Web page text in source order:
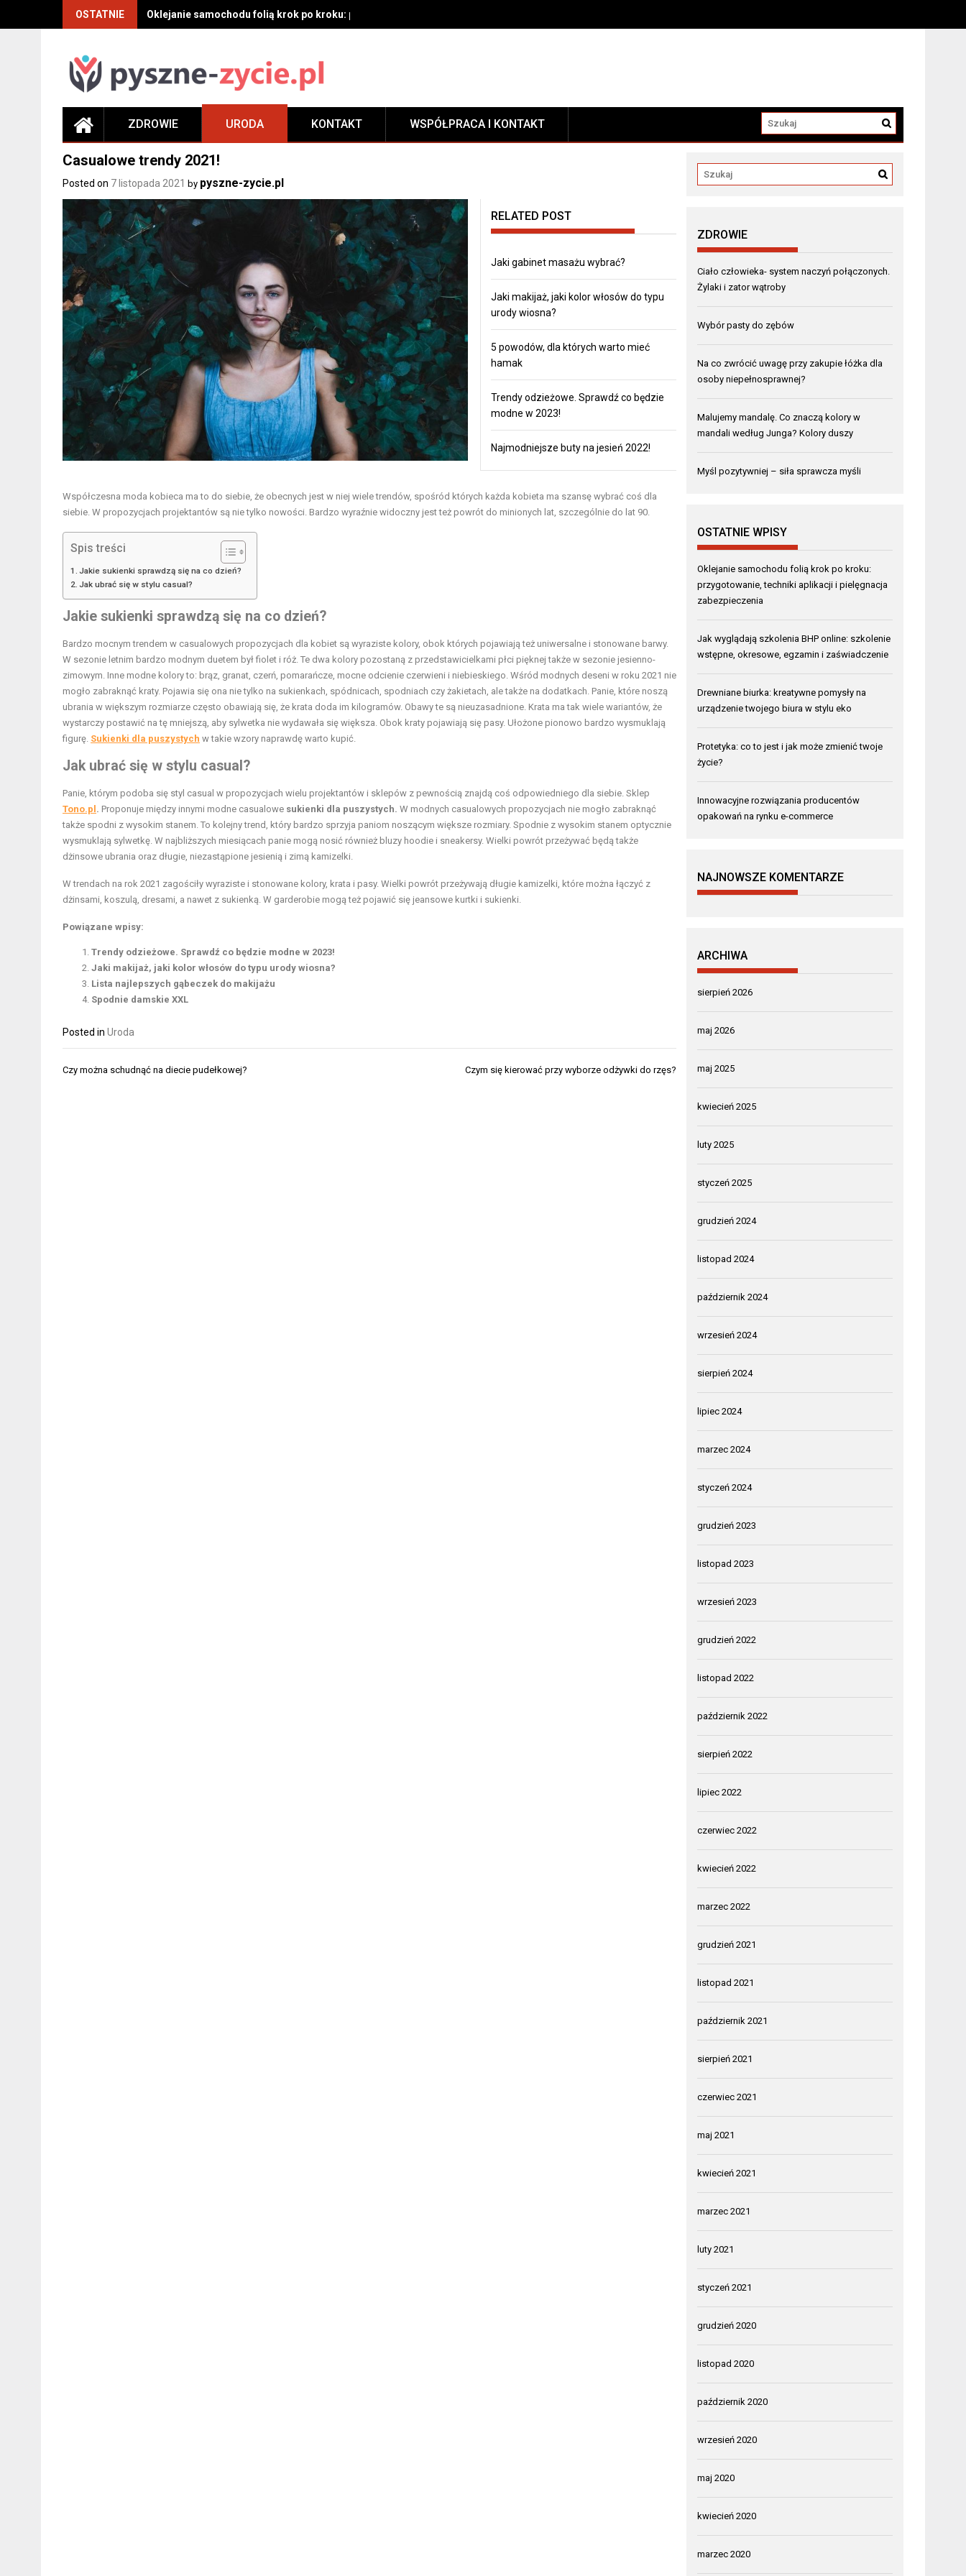
OSTATNIE Oklejanie samochodu folią krok po kroku: przygotowanie, techniki aplikacji i pielęgnacja zabezpieczenia
ZDROWIE URODA KONTAKT WSPÓŁPRACA I KONTAKT
Casualowe trendy 2021!
Posted on 7 listopada 2021 by pyszne-zycie.pl
RELATED POST
Jaki gabinet masażu wybrać?
Jaki makijaż, jaki kolor włosów do typu
urody wiosna?
5 powodów, dla których warto mieć
hamak
Trendy odzieżowe. Sprawdź co będzie
modne w 2023!
Najmodniejsze buty na jesień 2022!
Współczesna moda kobieca ma to do siebie, że obecnych jest w niej wiele trendów, spośród których każda kobieta ma szansę wybrać coś dla
siebie. W propozycjach projektantów są nie tylko nowości. Bardzo wyraźnie widoczny jest też powrót do minionych lat, szczególnie do lat 90.
Spis treści
Jakie sukienki sprawdzą się na co dzień?
Jak ubrać się w stylu casual?
Jakie sukienki sprawdzą się na co dzień?
Bardzo mocnym trendem w casualowych propozycjach dla kobiet są wyraziste kolory, obok których pojawiają też uniwersalne i stonowane barwy.
W sezonie letnim bardzo modnym duetem był fiolet i róż. Te dwa kolory pozostaną z przedstawicielkami płci pięknej także w sezonie jesienno-
zimowym. Inne modne kolory to: brąz, granat, czerń, pomarańcze, mocne odcienie czerwieni i niebieskiego. Wśród modnych deseni w roku 2021 nie
mogło zabraknąć kraty. Pojawia się ona nie tylko na sukienkach, spódnicach, spodniach czy żakietach, ale także na dodatkach. Panie, które noszą
ubrania w większym rozmiarze często obawiają się, że krata doda im kilogramów. Obawy te są nieuzasadnione. Krata ma tak wiele wariantów, że
wystarczy postawić na tę mniejszą, aby sylwetka nie wydawała się większa. Obok kraty pojawiają się pasy. Ułożone pionowo bardzo wysmuklają
figurę. Sukienki dla puszystych w takie wzory naprawdę warto kupić.
Jak ubrać się w stylu casual?
Panie, którym podoba się styl casual w propozycjach wielu projektantów i sklepów z pewnością znajdą coś odpowiedniego dla siebie. Sklep
Tono.pl. Proponuje między innymi modne casualowe sukienki dla puszystych. W modnych casualowych propozycjach nie mogło zabraknąć
także spodni z wysokim stanem. To kolejny trend, który bardzo sprzyja paniom noszącym większe rozmiary. Spodnie z wysokim stanem optycznie
wysmuklają sylwetkę. W najbliższych miesiącach panie mogą nosić również bluzy hoodie i sneakersy. Wielki powrót przeżywać będą także
dżinsowe ubrania oraz długie, niezastąpione jesienią i zimą kamizelki.
W trendach na rok 2021 zagościły wyraziste i stonowane kolory, krata i pasy. Wielki powrót przeżywają długie kamizelki, które można łączyć z
dżinsami, koszulą, dresami, a nawet z sukienką. W garderobie mogą też pojawić się jeansowe kurtki i sukienki.
Powiązane wpisy:
Trendy odzieżowe. Sprawdź co będzie modne w 2023!
Jaki makijaż, jaki kolor włosów do typu urody wiosna?
Lista najlepszych gąbeczek do makijażu
Spodnie damskie XXL
Posted in Uroda
Nawigacja
Czy można schudnąć na diecie pudełkowej? Czym się kierować przy wyborze odżywki do rzęs?
ZDROWIE
Ciało człowieka- system naczyń połączonych.
Żylaki i zator wątroby
Wybór pasty do zębów
Na co zwrócić uwagę przy zakupie łóżka dla
osoby niepełnosprawnej?
Malujemy mandalę. Co znaczą kolory w
mandali według Junga? Kolory duszy
Myśl pozytywniej – siła sprawcza myśli
OSTATNIE WPISY
Oklejanie samochodu folią krok po kroku:
przygotowanie, techniki aplikacji i pielęgnacja
zabezpieczenia
Jak wyglądają szkolenia BHP online: szkolenie
wstępne, okresowe, egzamin i zaświadczenie
Drewniane biurka: kreatywne pomysły na
urządzenie twojego biura w stylu eko
Protetyka: co to jest i jak może zmienić twoje
życie?
Innowacyjne rozwiązania producentów
opakowań na rynku e-commerce
NAJNOWSZE KOMENTARZE
ARCHIWA
sierpień 2026
maj 2026
maj 2025
kwiecień 2025
luty 2025
styczeń 2025
grudzień 2024
listopad 2024
październik 2024
wrzesień 2024
sierpień 2024
lipiec 2024
marzec 2024
styczeń 2024
grudzień 2023
listopad 2023
wrzesień 2023
grudzień 2022
listopad 2022
październik 2022
sierpień 2022
lipiec 2022
czerwiec 2022
kwiecień 2022
marzec 2022
grudzień 2021
listopad 2021
październik 2021
sierpień 2021
czerwiec 2021
maj 2021
kwiecień 2021
marzec 2021
luty 2021
styczeń 2021
grudzień 2020
listopad 2020
październik 2020
wrzesień 2020
maj 2020
kwiecień 2020
marzec 2020